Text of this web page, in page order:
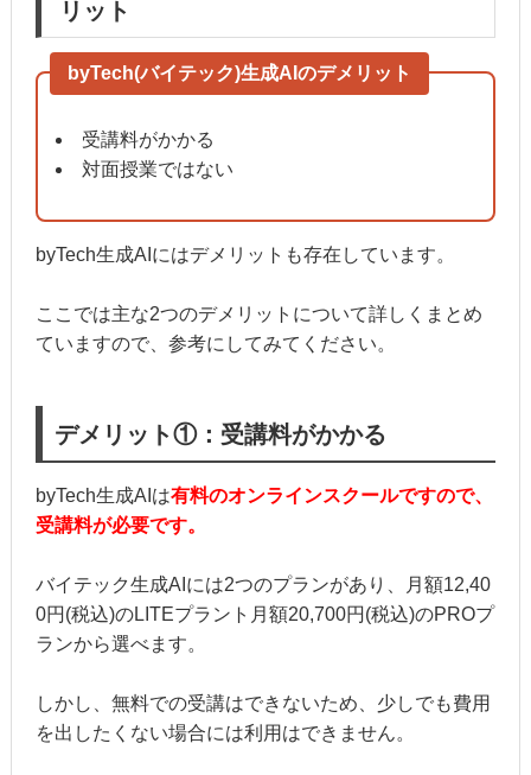
リット
byTech(バイテック)生成AIのデメリット
受講料がかかる
対面授業ではない
byTech生成AIにはデメリットも存在しています。
ここでは主な2つのデメリットについて詳しくまとめ
ていますので、参考にしてみてください。
デメリット①：受講料がかかる
byTech生成AIは有料のオンラインスクールですので、
受講料が必要です。
バイテック生成AIには2つのプランがあり、月額12,40
0円(税込)のLITEプラント月額20,700円(税込)のPROプ
ランから選べます。
しかし、無料での受講はできないため、少しでも費用
を出したくない場合には利用はできません。